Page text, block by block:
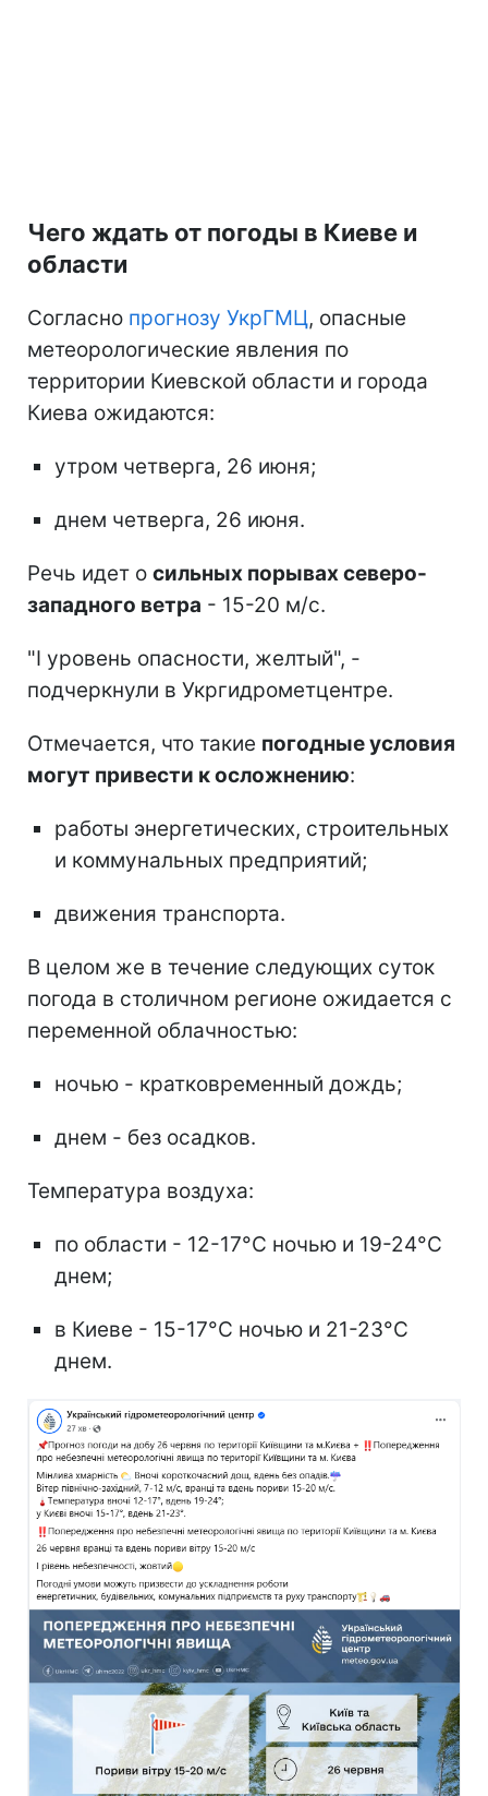
Чего ждать от погоды в Киеве и
области
Согласно прогнозу УкрГМЦ, опасные
метеорологические явления по
территории Киевской области и города
Киева ожидаются:
утром четверга, 26 июня;
днем четверга, 26 июня.
Речь идет о сильных порывах северо-
западного ветра - 15-20 м/с.
"І уровень опасности, желтый", -
подчеркнули в Укргидрометцентре.
Отмечается, что такие погодные условия
могут привести к осложнению:
работы энергетических, строительных
и коммунальных предприятий;
движения транспорта.
В целом же в течение следующих суток
погода в столичном регионе ожидается с
переменной облачностью:
ночью - кратковременный дождь;
днем - без осадков.
Температура воздуха:
по области - 12-17°C ночью и 19-24°C
днем;
в Киеве - 15-17°C ночью и 21-23°C
днем.